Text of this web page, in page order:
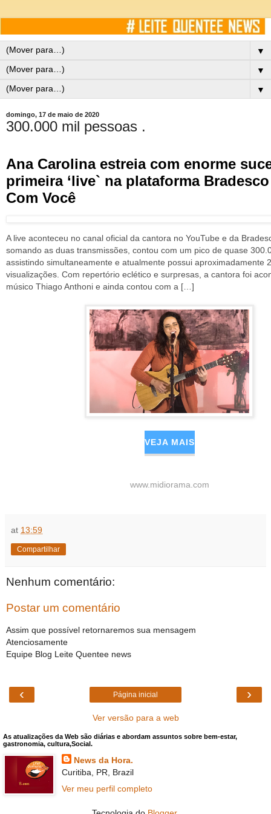
▼
▼
▼
domingo, 17 de maio de 2020
300.000 mil pessoas .
Ana Carolina estreia com enorme
primeira ‘live` na plataforma
Com Você
A live aconteceu no canal oficial da cantora no YouTube e da
somando as duas transmissões, contou com um pico de quase
assistindo simultaneamente e atualmente possui aproximadamente
visualizações. Com repertório eclético e surpresas, a cantora foi
músico Thiago Anthoni e ainda contou com a […]
VEJA MAIS
www.midiorama.com
at 13:59
Compartilhar
Nenhum comentário:
Postar um comentário
Assim que possível retornaremos sua mensagem
Atenciosamente
Equipe Blog Leite Quentee news
‹ ›
Página inicial
Ver versão para a web
As atualizações da Web são diárias e abordam assuntos sobre bem-estar,
gastronomia, cultura,Social.
News da Hora.
Curitiba, PR, Brazil
Ver meu perfil completo